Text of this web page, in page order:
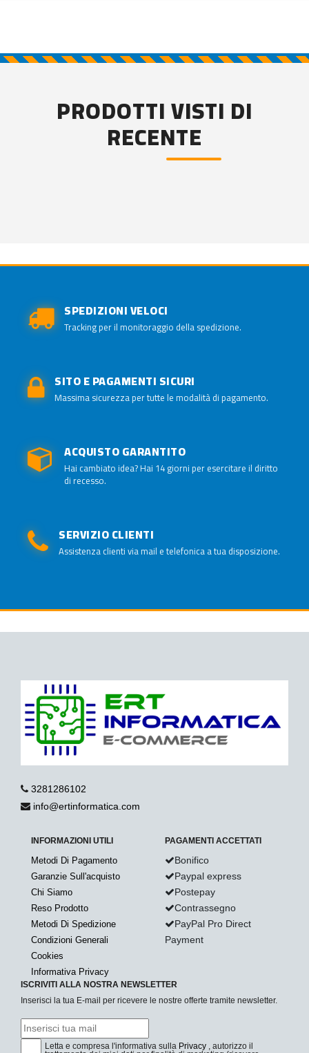
PRODOTTI VISTI DI
RECENTE
SPEDIZIONI VELOCI
Tracking per il monitoraggio della spedizione.
SITO E PAGAMENTI SICURI
Massima sicurezza per tutte le modalità di pagamento.
ACQUISTO GARANTITO
Hai cambiato idea? Hai 14 giorni per esercitare il diritto
di recesso.
SERVIZIO CLIENTI
Assistenza clienti via mail e telefonica a tua disposizione.
3281286102
info@ertinformatica.com
INFORMAZIONI UTILI
Metodi Di Pagamento
Garanzie Sull'acquisto
Chi Siamo
Reso Prodotto
Metodi Di Spedizione
Condizioni Generali
Cookies
Informativa Privacy
PAGAMENTI ACCETTATI
Bonifico
Paypal express
Postepay
Contrassegno
PayPal Pro Direct
Payment
ISCRIVITI ALLA NOSTRA NEWSLETTER
Inserisci la tua E-mail per ricevere le nostre offerte tramite newsletter.
Letta e compresa l'informativa sulla Privacy , autorizzo il